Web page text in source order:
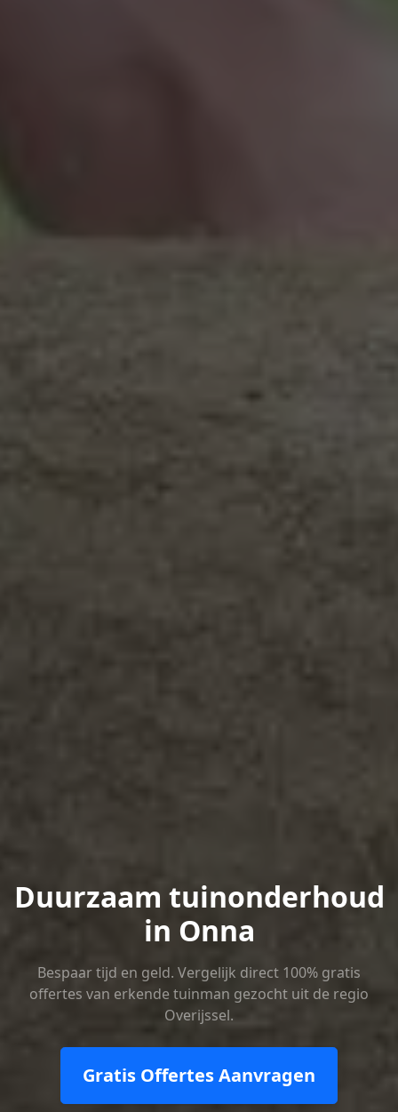
Duurzaam tuinonderhoud
in Onna
Bespaar tijd en geld. Vergelijk direct 100% gratis
offertes van erkende tuinman gezocht uit de regio
Overijssel.
Gratis Offertes Aanvragen